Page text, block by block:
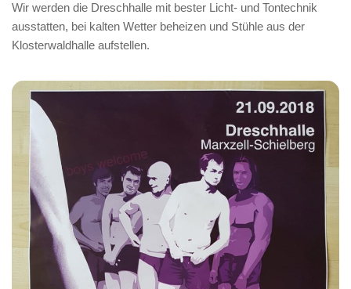
Wir werden die Dreschhalle mit bester Licht- und Tontechnik
ausstatten, bei kalten Wetter beheizen und Stühle aus der
Klosterwaldhalle aufstellen.